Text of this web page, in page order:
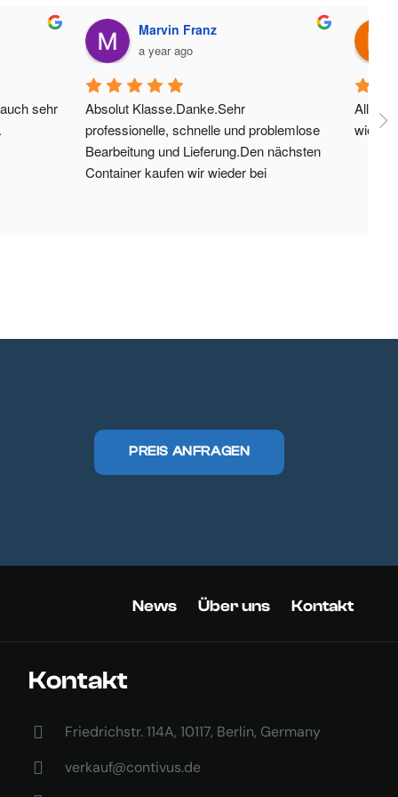
sehr
Marvin Franz
a year ago
Absolut Klasse.Danke.Sehr
professionelle, schnelle und problemlose
Bearbeitung und Lieferung.Den nächsten
Container kaufen wir wieder bei
Alles
wieser
PREIS ANFRAGEN
News Über uns Kontakt
Kontakt
Friedrichstr. 114A, 10117, Berlin, Germany
verkauf@contivus.de